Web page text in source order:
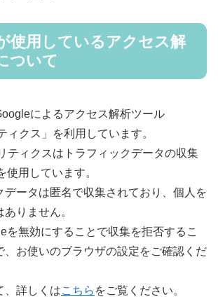
使用しているアクセス解
ついて
によるアクセス解析ツール
ィクス」を利用しています。
ティクスはトラフィックデータの収集
用しています。
データは匿名で収集されており、個人を
りません。
を無効にすることで収集を拒否するこ
、お使いのブラウザの設定をご確認くだ
、詳しくはこちら をご覧ください。